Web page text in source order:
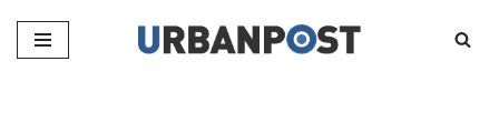
Vai